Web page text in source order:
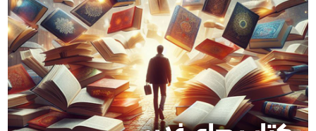
فروشگاه
نمایندگان فروش
همکاری با ما
آشنایی باما
تماس باما